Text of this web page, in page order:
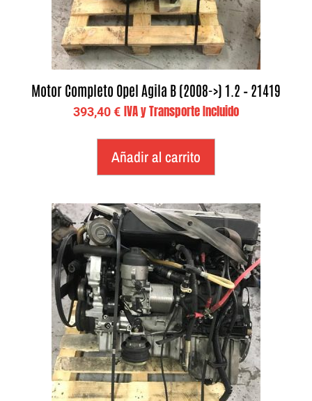
Motor Completo Opel Agila B (2008->) 1.2 – 21419
393,40€ IVA y Transporte Incluido
Añadir al carrito